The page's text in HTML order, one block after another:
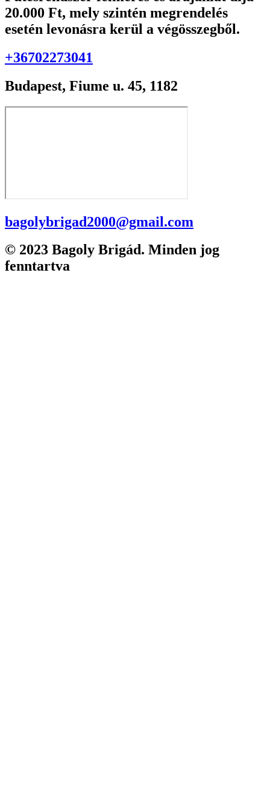
20.000 Ft, mely szintén megrendelés
esetén levonásra kerül a végösszegből.
+36702273041
Budapest, Fiume u. 45, 1182
bagolybrigad2000@gmail.com
© 2023 Bagoly Brigád. Minden jog
fenntartva